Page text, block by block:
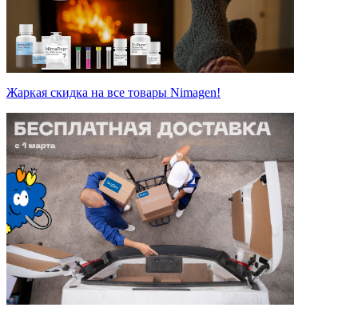
Жаркая скидка на все товары Nimagen!